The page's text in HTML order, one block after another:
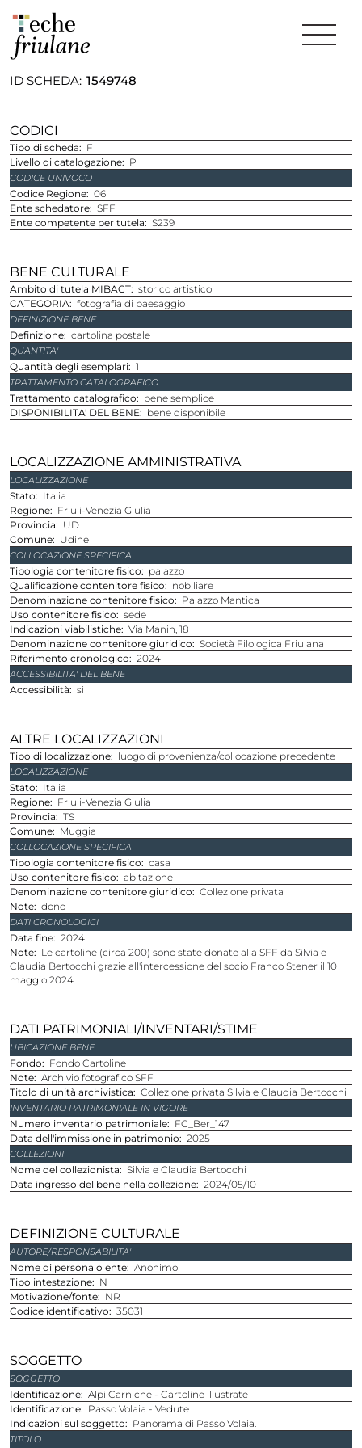
CODICI
ID SCHEDA 1549748
Tipo di scheda
F
Livello di catalogazione
P
CODICE UNIVOCO
Codice Regione 06
Ente schedatore SFF
Ente competente per tutela
S239
BENE CULTURALE
Ambito di tutela MIBACT storico artistico
CATEGORIA
fotografia di paesaggio
DEFINIZIONE BENE
Definizione cartolina postale
QUANTITA'
Quantità degli esemplari 1
TRATTAMENTO CATALOGRAFICO
Trattamento catalografico
bene semplice
DISPONIBILITA' DEL BENE
bene disponibile
LOCALIZZAZIONE AMMINISTRATIVA
LOCALIZZAZIONE
stato
Italia
regione
Friuli-Venezia Giulia
provincia
UD
comune
Udine
COLLOCAZIONE SPECIFICA
Tipologia contenitore fisico
palazzo
Qualificazione contenitore fisico
nobiliare
Denominazione contenitore fisico
Palazzo Mantica
Uso contenitore fisico
sede
Indicazioni viabilistiche Via Manin, 18
Denominazione contenitore giuridico
Società Filologica Friulana
Riferimento cronologico
2024
ACCESSIBILITA' DEL BENE
Accessibilità si
ALTRE LOCALIZZAZIONI
Tipo di localizzazione luogo di provenienza/collocazione precedente
LOCALIZZAZIONE
stato
Italia
Regione
Friuli-Venezia Giulia
provincia
TS
comune
Muggia
COLLOCAZIONE SPECIFICA
Tipologia contenitore fisico
casa
Uso contenitore fisico
abitazione
Denominazione contenitore giuridico
Collezione privata
Note dono
DATI CRONOLOGICI
Data fine 2024
Note
Le cartoline (circa 200) sono state donate alla SFF da Silvia e
Claudia Bertocchi grazie all'intercessione del socio Franco Stener il 10
maggio 2024.
DATI PATRIMONIALI/INVENTARI/STIME
UBICAZIONE BENE
Fondo
Fondo Cartoline
Note Archivio fotografico SFF
Titolo di unità archivistica
Collezione privata Silvia e Claudia Bertocchi
INVENTARIO PATRIMONIALE IN VIGORE
Numero inventario patrimoniale
FC_Ber_147
Data dell'immissione in patrimonio
2025
COLLEZIONI
Nome del collezionista
Silvia e Claudia Bertocchi
Data ingresso del bene nella collezione 2024/05/10
DEFINIZIONE CULTURALE
AUTORE/RESPONSABILITA'
Nome di persona o ente Anonimo
Tipo intestazione
N
Motivazione/fonte
NR
Codice identificativo
35031
SOGGETTO
SOGGETTO
Identificazione Alpi Carniche - Cartoline illustrate
Identificazione
Passo Volaia - Vedute
Indicazioni sul soggetto
Panorama di Passo Volaia.
TITOLO